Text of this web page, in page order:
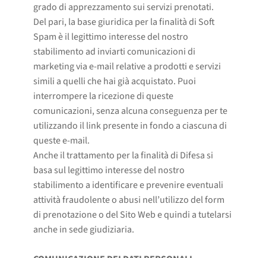
grado di apprezzamento sui servizi prenotati.
Del pari, la base giuridica per la finalità di Soft
Spam è il legittimo interesse del nostro
stabilimento ad inviarti comunicazioni di
marketing via e-mail relative a prodotti e servizi
simili a quelli che hai già acquistato. Puoi
interrompere la ricezione di queste
comunicazioni, senza alcuna conseguenza per te
utilizzando il link presente in fondo a ciascuna di
queste e-mail.
Anche il trattamento per la finalità di Difesa si
basa sul legittimo interesse del nostro
stabilimento a identificare e prevenire eventuali
attività fraudolente o abusi nell’utilizzo del form
di prenotazione o del Sito Web e quindi a tutelarsi
anche in sede giudiziaria.